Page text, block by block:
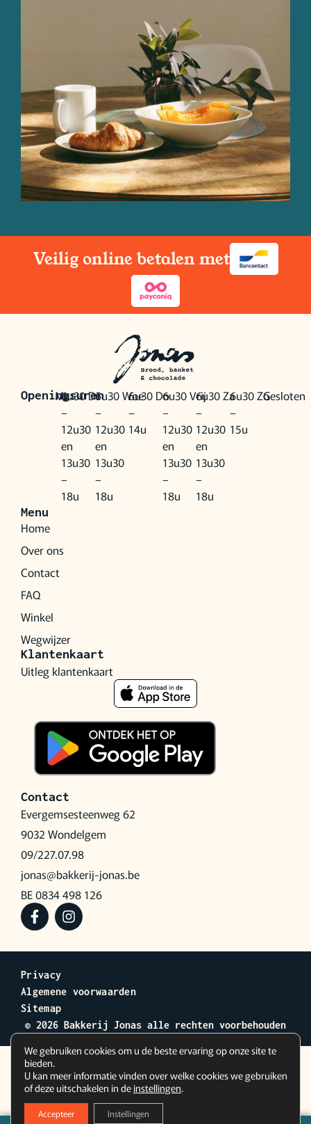
Veilig online betalen met
Openingsuren
Ma6u30
–
12u30
en
13u30
–
18u
Di6u30
–
12u30
en
13u30
–
18u
Woe
6u30
–
14u
Do6u30
–
12u30
en
13u30
–
18u
Vrij
6u30
–
12u30
en
13u30
–
18u
Za6u30
–
15u
ZoGesloten
Menu
Home
Over ons
Contact
FAQ
Winkel
Wegwijzer
Klantenkaart
Uitleg klantenkaart
Contact
Evergemsesteenweg 62
9032 Wondelgem
09/227.07.98
jonas@bakkerij-jonas.be
BE 0834 498 126
© 2026 Bakkerij Jonas alle rechten voorbehouden
Privacy
Algemene voorwaarden
Sitemap
0
We gebruiken cookies om u de beste ervaring op onze site te
bieden.
U kan meer informatie vinden over welke cookies we gebruiken
of deze uitschakelen in de instellingen.
Accepteer Instellingen